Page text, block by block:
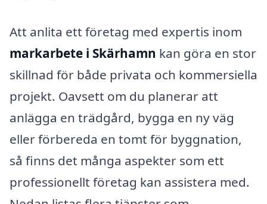
Att anlita ett företag med expertis inom
markarbete i Skärhamn kan göra en stor
skillnad för både privata och kommersiella
projekt. Oavsett om du planerar att
anlägga en trädgård, bygga en ny väg
eller förbereda en tomt för byggnation,
så finns det många aspekter som ett
professionellt företag kan assistera med.